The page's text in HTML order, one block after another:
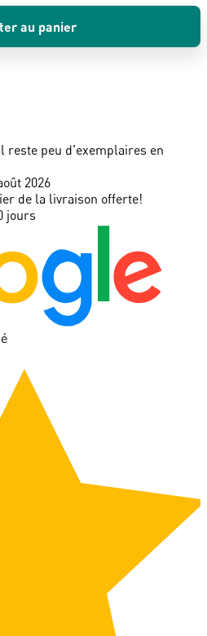
au panier
reste peu d'exemplaires en
2026
de la livraison offerte!
jours